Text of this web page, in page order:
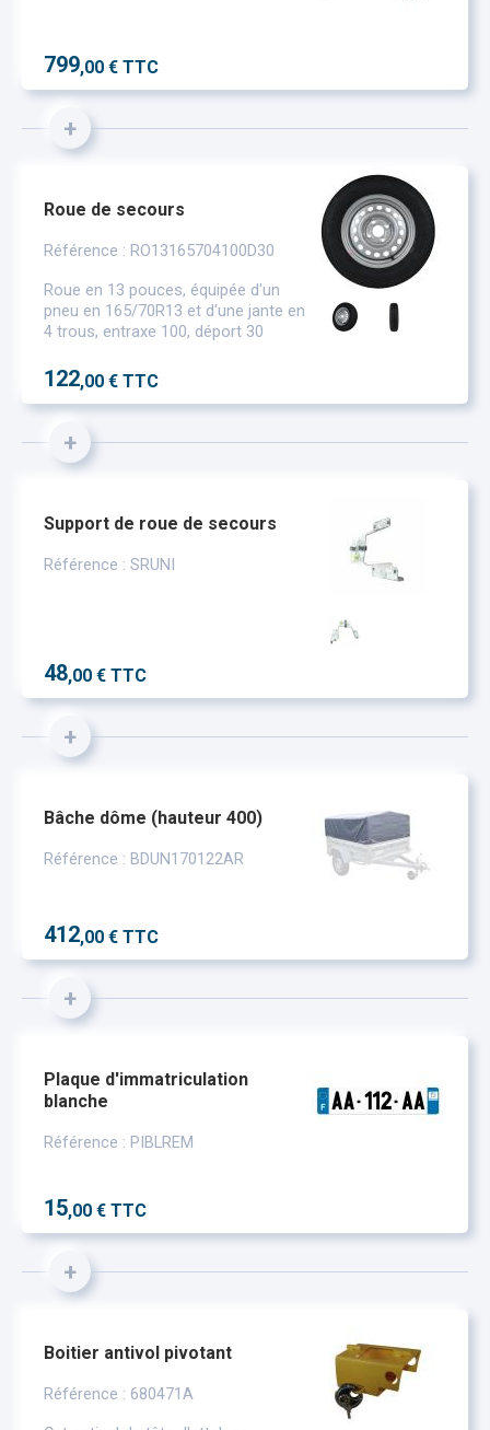
799,00 € TTC
+
Roue de secours
Référence : RO13165704100D30
Roue en 13 pouces, équipée d'un
pneu en 165/70R13 et d'une jante en
4 trous, entraxe 100, déport 30
122,00 € TTC
+
Support de roue de secours
Référence : SRUNI
48,00 € TTC
+
Bâche dôme (hauteur 400)
Référence : BDUN170122AR
412,00 € TTC
+
Plaque d'immatriculation
blanche
Référence : PIBLREM
15,00 € TTC
+
Boitier antivol pivotant
Référence : 680471A